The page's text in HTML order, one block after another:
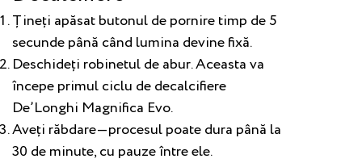
Țineți apăsat butonul de pornire timp de 5
secunde până când lumina devine fixă.
Deschideți robinetul de abur. Aceasta va
începe primul ciclu de decalcifiere
De’Longhi Magnifica Evo.
Aveți răbdare—procesul poate dura până la
30 de minute, cu pauze între ele.